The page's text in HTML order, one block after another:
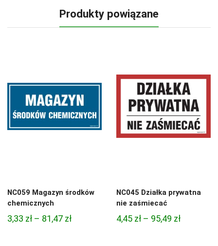
Produkty powiązane
NC059 Magazyn środków
chemicznych
3,33 zł – 81,47 złZakres
NC045 Działka prywatna
nie zaśmiecać
4,45 zł – 95,49 złZakres